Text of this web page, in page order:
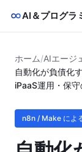
AI＆プログラ
ホーム/AIエージ
自動化が負債化
iPaaS運用・保
n8n / Make によ